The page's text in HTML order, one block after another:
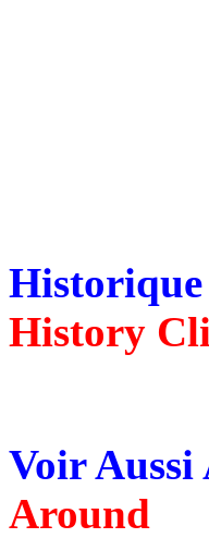
History
Voir
Around